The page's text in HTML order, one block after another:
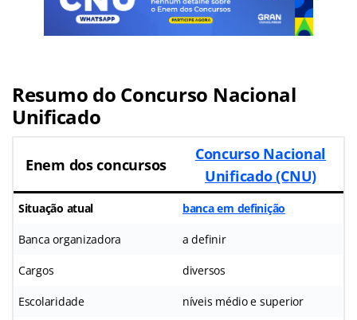
Resumo do Concurso Nacional
Unificado
Enem dos concursos
Concurso Nacional
Unificado (CNU)
Situação atual banca em definição
Banca organizadora a definir
Cargos diversos
Escolaridade níveis médio e superior